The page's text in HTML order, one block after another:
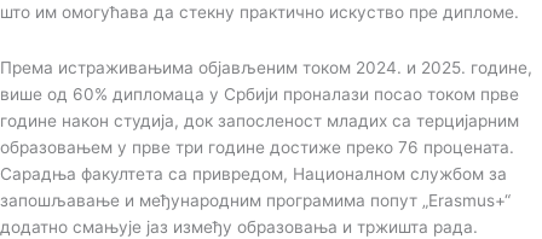
што им омогућава да стекну практично искуство пре дипломе.
Према истраживањима објављеним током 2024. и 2025. године,
више од 60% дипломаца у Србији проналази посао током прве
године након студија, док запосленост младих са терцијарним
образовањем у прве три године достиже преко 76 процената.
Сарадња факултета са привредом, Националном службом за
запошљавање и међународним програмима попут „Erasmus+“
додатно смањује јаз између образовања и тржишта рада.